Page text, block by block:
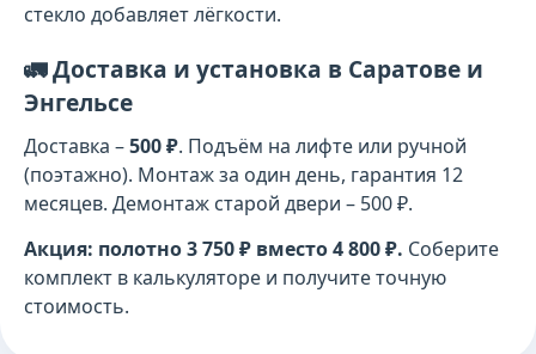
стекло добавляет лёгкости.
🚛 Доставка и установка в Саратове и
Энгельсе
Доставка –500 ₽. Подъём на лифте или ручной
(поэтажно). Монтаж за один день, гарантия 12
месяцев. Демонтаж старой двери – 500 ₽.
Акция: полотно 3 750 ₽ вместо 4 800 ₽. Соберите
комплект в калькуляторе и получите точную
стоимость.